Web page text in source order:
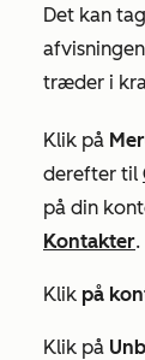
Det kan
træder i
Klik på
derefter til
på din
Kontakter.
Klik på
Klik på